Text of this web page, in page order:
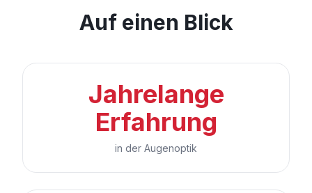
Auf einen Blick
Jahrelange
Erfahrung
in der Augenoptik